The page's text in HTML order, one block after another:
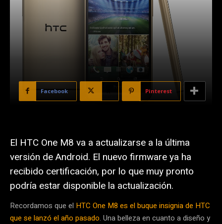
Facebook Pinterest
El HTC One M8 va a actualizarse a la última
versión de Android. El nuevo firmware ya ha
recibido certificación, por lo que muy pronto
podría estar disponible la actualización.
Recordamos que el HTC One M8 es el buque insignia de HTC
que se lanzó el año pasado. Una belleza en cuanto a diseño y